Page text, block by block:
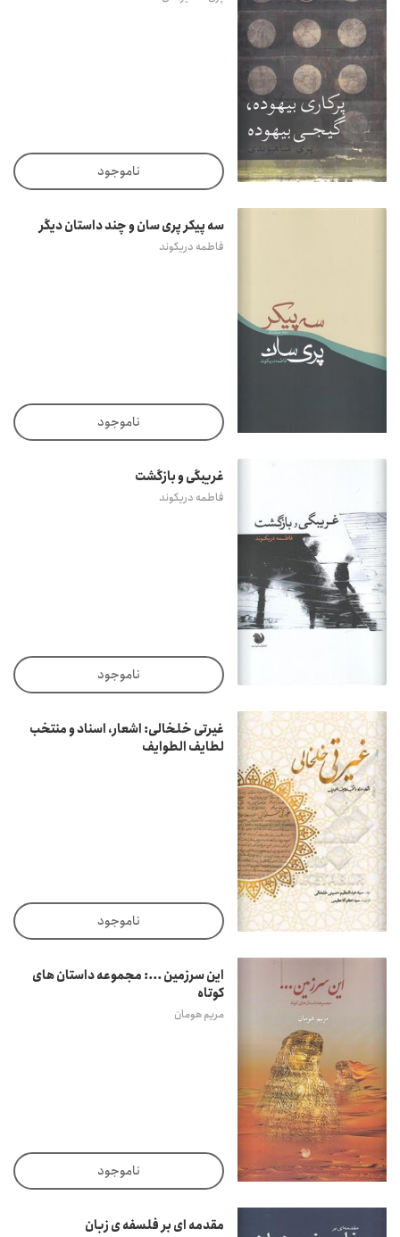
ناموجود
سه پیکر پری سان و چند داستان دیگر
فاطمه دریکوند
ناموجود
غریبگی و بازگشت
فاطمه دریکوند
ناموجود
غیرتی خلخالی: اشعار، اسناد و منتخب
لطایف الطوایف
ناموجود
این سرزمین ...: مجموعه داستان های
کوتاه
مریم هومان
ناموجود
مقدمه ای بر فلسفه ی زبان